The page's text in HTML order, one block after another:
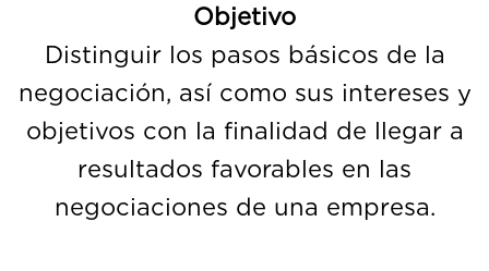
Objetivo
Distinguir los pasos básicos de la
negociación, así como sus intereses y
objetivos con la finalidad de llegar a
resultados favorables en las
negociaciones de una empresa.